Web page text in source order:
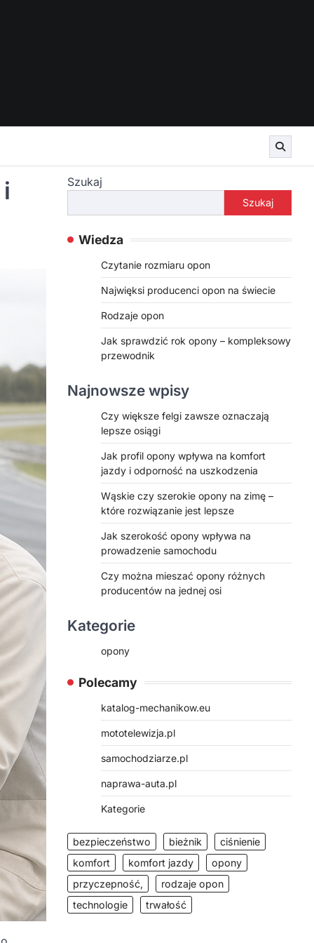
Szukaj
Szukaj
Wiedza
Czytanie rozmiaru opon
Najwięksi producenci opon na świecie
Rodzaje opon
Jak sprawdzić rok opony – kompleksowy
przewodnik
Najnowsze wpisy
Czy większe felgi zawsze oznaczają
lepsze osiągi
Jak profil opony wpływa na komfort
jazdy i odporność na uszkodzenia
Wąskie czy szerokie opony na zimę –
które rozwiązanie jest lepsze
Jak szerokość opony wpływa na
prowadzenie samochodu
Czy można mieszać opony różnych
producentów na jednej osi
Kategorie
opony
Polecamy
katalog-mechanikow.eu
mototelewizja.pl
samochodziarze.pl
naprawa-auta.pl
Kategorie
bezpieczeństwo bieżnik
ciśnienie
komfort
komfort jazdy
opony
przyczepność,
rodzaje opon
technologie
trwałość